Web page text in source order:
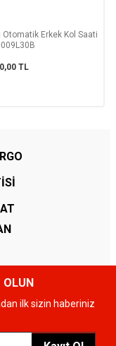
Otomatik Erkek Kol Saati
TL
ilk sizin haberiniz